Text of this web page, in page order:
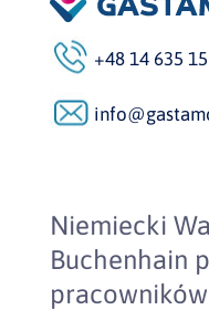
+48 14 635
Niemiecki
Buchenhain